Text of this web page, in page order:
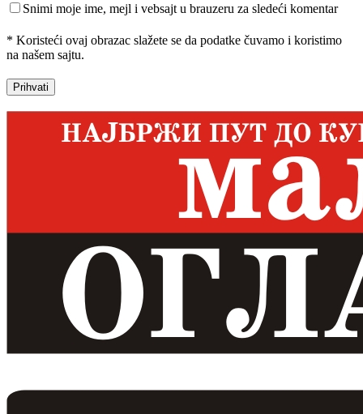
Snimi moje ime, mejl i vebsajt u brauzeru za sledeći komentar
* Koristeći ovaj obrazac slažete se da podatke čuvamo i koristimo
na našem sajtu.